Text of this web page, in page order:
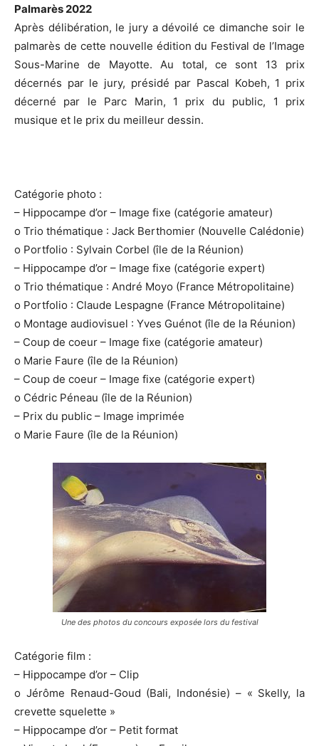
Palmarès 2022
Après délibération, le jury a dévoilé ce dimanche soir le
palmarès de cette nouvelle édition du Festival de l’Image
Sous-Marine de Mayotte. Au total, ce sont 13 prix
décernés par le jury, présidé par Pascal Kobeh, 1 prix
décerné par le Parc Marin, 1 prix du public, 1 prix
musique et le prix du meilleur dessin.
Catégorie photo :
– Hippocampe d’or – Image fixe (catégorie amateur)
o Trio thématique : Jack Berthomier (Nouvelle Calédonie)
o Portfolio : Sylvain Corbel (île de la Réunion)
– Hippocampe d’or – Image fixe (catégorie expert)
o Trio thématique : André Moyo (France Métropolitaine)
o Portfolio : Claude Lespagne (France Métropolitaine)
o Montage audiovisuel : Yves Guénot (île de la Réunion)
– Coup de coeur – Image fixe (catégorie amateur)
o Marie Faure (île de la Réunion)
– Coup de coeur – Image fixe (catégorie expert)
o Cédric Péneau (île de la Réunion)
– Prix du public – Image imprimée
o Marie Faure (île de la Réunion)
Une des photos du concours exposée lors du festival
Catégorie film :
– Hippocampe d’or – Clip
o Jérôme Renaud-Goud (Bali, Indonésie) – « Skelly, la
crevette squelette »
– Hippocampe d’or – Petit format